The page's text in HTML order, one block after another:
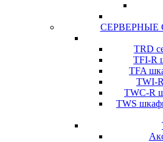
TRD
TFI-R
TFA
TWI-
TWC-R
TWS